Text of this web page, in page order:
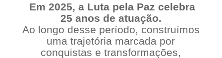
Em 2025, a Luta pela Paz celebra
25 anos de atuação.
Ao longo desse período, construímos
uma trajetória marcada por
conquistas e transformações,